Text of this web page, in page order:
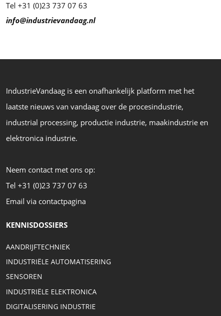
Tel +31 (0)23 737 07 63
info@industrievandaag.nl
IndustrieVandaag is een onafhankelijk platform met het
laatste nieuws van vandaag over de procesindustrie,
industrial processing, productie industrie, maakindustrie en
elektronica industrie.
Neem contact met ons op:
Tel +31 (0)23 737 07 63
Email via contactpagina
KENNISDOSSIERS
AANDRIJFTECHNIEK
INDUSTRIËLE AUTOMATISERING
SENSOREN
INDUSTRIËLE ELEKTRONICA
DIGITALISERING INDUSTRIE